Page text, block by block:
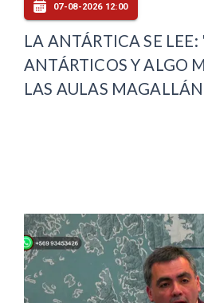
07-08-2026 12:00
LA ANTÁRTICA SE
ANTÁRTICOS Y ALGO
LAS AULAS